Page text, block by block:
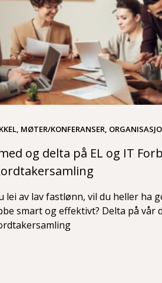
MØTER/KONFERANSER,
og delta på EL og IT
lei av lav fastlønn, vil du heller ha
smart og effektivt? Delta på vår